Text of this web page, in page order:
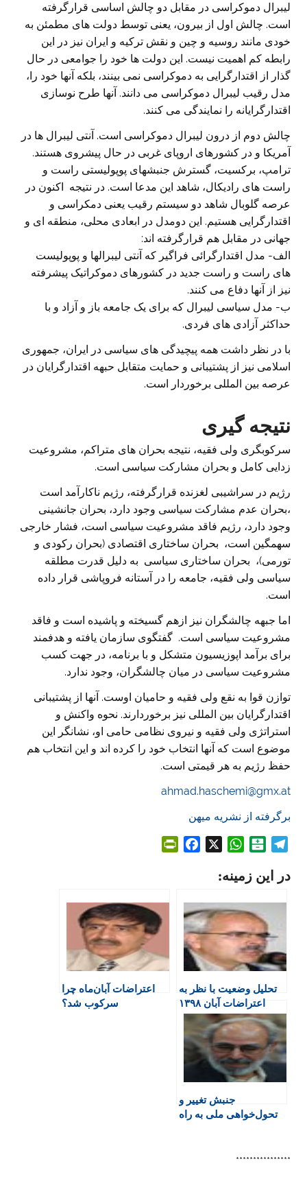
لیبرال دموکراسی در مقابل دو چالش اساسی قرارگرفته
است. چالش اول از بیرون، یعنی توسط دولت های مطمئن به
خودی مانند روسیه و چین و نقش ترکیه و ایران نیز در این
رابطه کم اهمیت نیست. این دولت ها خود را جوامعی در حال
گذار از اقتدارگرایی به دموکراسی نمی بینند، بلکه آنها خود را،
مدل رقیب لیبرال دموکراسی می دانند. آنها طرح نوسازی
اقتدارگرایانه را نمایندگی می کنند.
چالش دوم از درون لیبرال دموکراسی است. آنتی لیبرال ها در
آمریکا و در کشورهای اروپای غربی در حال پیشروی هستند.
ترامپ، برکسیت، گسترش جنبشهای پوپولیستی راست و
راست های رادیکال، شاهد این مدعا است. در نتیجه اکنون در
عرصه گلوبال شاهد دو سیستم رقیب یعنی دمکراسی و
اقتدارگرایی هستیم. این دومدل در ابعادی محلی، منطقه ای و
جهانی در مقابل هم قرارگرفته اند:
الف- مدل اقتدارگرائی فراگیر که آنتی لیبرالها و پوپولیست
های راست و راست جدید در کشورهای دموکراتیک پیشرفته
نیز از آنها دفاع می کنند.
ب- مدل سیاسی لیبرال که برای یک جامعه باز و آزاد و با
حداکثر آزادی های فردی.
با در نظر داشت همه پیچیدگی های سیاسی در ایران، جمهوری
اسلامی نیز از پشتیبانی و حمایت متقابل حبهه اقتدارگرایان در
عرصه بین المللی برخوردار است.
نتیجه گیری
سرکوبگری ولی فقیه، نتیجه بحران های متراکم، مشروعیت
زدایی کامل و بحران مشارکت سیاسی است.
رژیم در سراشیبی لغزنده قرارگرفته، رژیم ناکارآمد است
،بحران عدم مشارکت سیاسی وجود دارد، بحران جانشینی
وجود دارد، رژیم فاقد مشروعیت سیاسی است، فشار خارجی
سهمگین است، بحران ساختاری اقتصادی (بحران رکودی و
تورمی)، بحران ساختاری سیاسی به دلیل قدرت مطلقه
سیاسی ولی فقیه، جامعه را در آستانه فروپاشی قرار داده
است.
اما جبهه چالشگران نیز ازهم گسیخته و پاشیده است و فاقد
مشروعیت سیاسی است. گفتگوی سازمان یافته و هدفمند
برای برآمد اپوزیسیون متشکل و با برنامه، در جهت کسب
مشروعیت سیاسی در میان چالشگران، وجود ندارد.
توازن قوا به نقع ولی فقیه و حامیان اوست. آنها از پشتیبانی
اقتدارگرایان بین المللی نیز برخوردارند. نحوه واکنش و
استراتژی ولی فقیه و نیروی نظامی حامی او، نشانگر این
موضوع است که آنها انتخاب خود را کرده اند و این انتخاب هم
حفظ رژیم به هر قیمتی است.
ahmad.haschemi@gmx.at
برگرفته از نشریه میهن
l
r
a
m
t
a
r
i
n
W
a
s
A
p
p
F
i
e
در این زمینه:
تحلیل وضعیت با نظر به
اعتراضات آبان ۱۳۹۸
اعتراضات آبان‌ماه چرا
سرکوب شد؟
جنبش تغییر و
تحول‌خواهی ملی به راه
****************